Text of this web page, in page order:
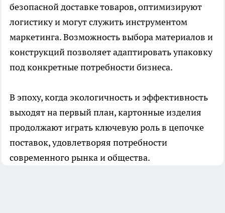
безопасной доставке товаров, оптимизируют
логистику и могут служить инструментом
маркетинга. Возможность выбора материалов и
конструкций позволяет адаптировать упаковку
под конкретные потребности бизнеса.
В эпоху, когда экологичность и эффективность
выходят на первый план, картонные изделия
продолжают играть ключевую роль в цепочке
поставок, удовлетворяя потребности
современного рынка и общества.